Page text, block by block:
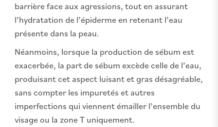
barrière face aux agressions, tout en assurant
l’hydratation de l’épiderme en retenant l’eau
présente dans la peau.
Néanmoins, lorsque la production de sébum est
exacerbée, la part de sébum excède celle de l’eau,
produisant cet aspect luisant et gras désagréable,
sans compter les impuretés et autres
imperfections qui viennent émailler l’ensemble du
visage ou la zone T uniquement.